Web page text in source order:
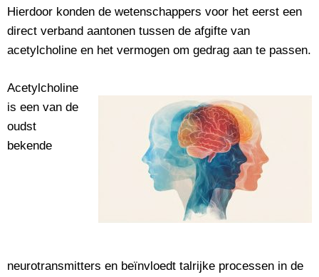
Hierdoor konden de wetenschappers voor het eerst een
direct verband aantonen tussen de afgifte van
acetylcholine en het vermogen om gedrag aan te passen.
Acetylcholine
is een van de
oudst
bekende
neurotransmitters en beïnvloedt talrijke processen in de